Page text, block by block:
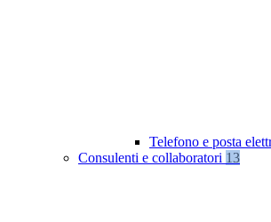
Telefono e posta
Consulenti e collaboratori 13